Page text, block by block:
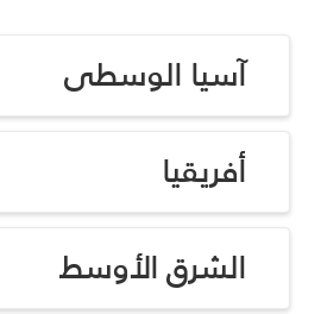
آسيا الوسطى
أفريقيا
الشرق الأوسط